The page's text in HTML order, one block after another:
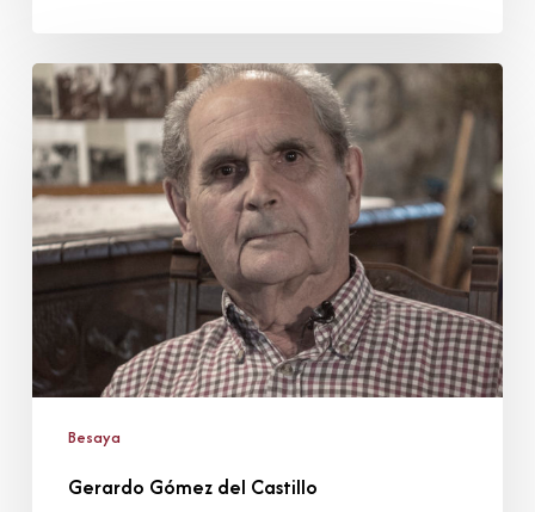
Gerardo
Gómez
del
Castillo
Besaya
Gerardo Gómez del Castillo